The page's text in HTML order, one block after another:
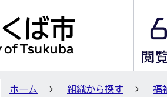
ホーム 組織から探す 福